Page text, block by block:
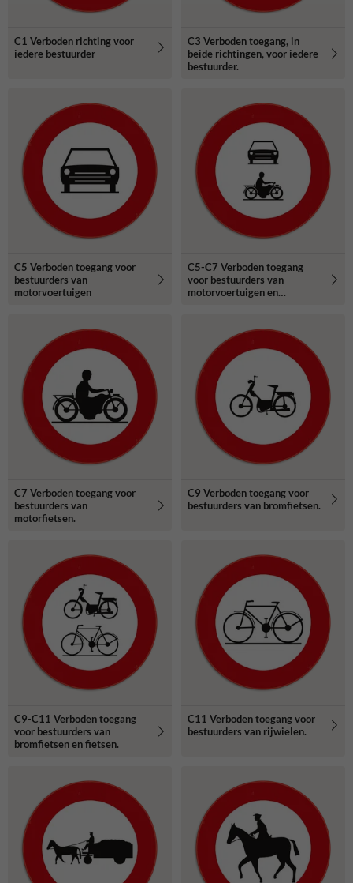
C1 Verboden richting voor
iedere bestuurder
C3 Verboden toegang, in
beide richtingen, voor iedere
bestuurder.
C5 Verboden toegang voor
bestuurders van
motorvoertuigen
C5-C7 Verboden toegang
voor bestuurders van
motorvoertuigen en
C7 Verboden toegang voor
bestuurders van
motorfietsen.
C9 Verboden toegang voor
bestuurders van bromfietsen.
C9-C11 Verboden toegang
voor bestuurders van
bromfietsen en fietsen.
C11 Verboden toegang voor
bestuurders van rijwielen.